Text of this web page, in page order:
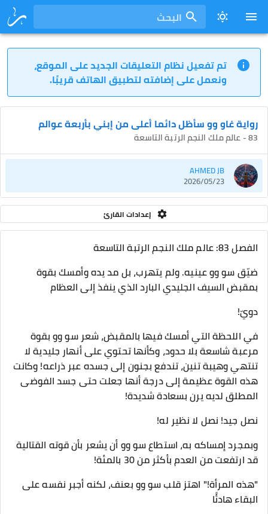
البحث
تم تفعيل نظام التعليقات الجديد على الموقع،
ونعمل على إضافته لتطبيق الهاتف قريبًا.
رواية غاو وو سأظل دائما أعلى من إبني بأربعة عوالم
83 - عالم ملك النجم الرتبة التاسعة
AHMED JB
2026/05/23
إعدادات القارئ
الفصل 83: عالم ملك النجم الرتبة التاسعة
ضيّق سو وو عينيه. ولم يتهرب، بل مد يده وأمسك بقوة
بمقبض السيف الجليدي البارد الذي ينفذ إلى العظام
دويّ!
في اللحظة التي أمسك فيها بالمقبض، شعر سو وو بقوة
مرعبة شاسعة بلا حدود، وكأنها تحتوي على أنهار جليدية لا
تنتهي وهيبة تنين، تندفع بجنون إلى جسده عبر ذراعه! وكانت
هذه القوة عظيمة إلى درجة أنها جعلت حتى جسد الفوضى
المطلق لديه يرن بسعادة شديدة!
نصل جيد! نصل لا نظير له!
وبمجرد إمساكه به، استطاع سو وو أن يشعر بأن قوته القتالية
قد ارتفعت من العدم بأكثر من 30 بالمئة!
"هذه المرأة!" اهتز قلب سو وو بعنف، لكنه أجبر نفسه على
البقاء هادئًا